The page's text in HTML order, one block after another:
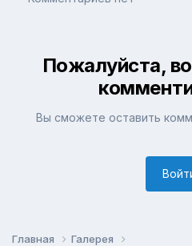
Пожалуйста,
Вы сможете оставить
Главная
Галерея